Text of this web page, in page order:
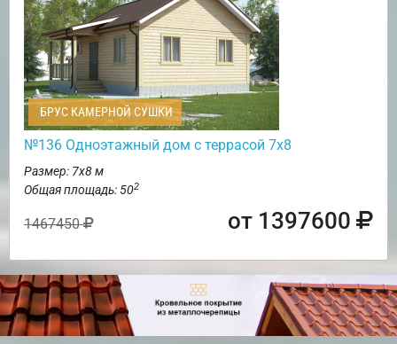
БРУС КАМЕРНОЙ СУШКИ
№136 Одноэтажный дом с террасой 7х8
Размер: 7х8 м
Общая площадь: 502
1467450 от 1397600